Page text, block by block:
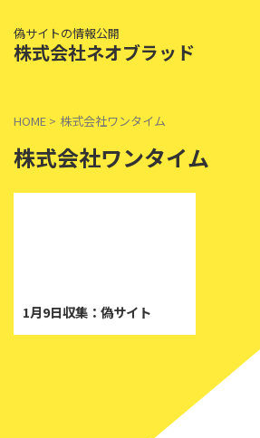
偽サイトの情報公開
株式会社ネオブラッド
HOME > 株式会社ワンタイム
株式会社ワンタイム
1月9日収集：偽サイト